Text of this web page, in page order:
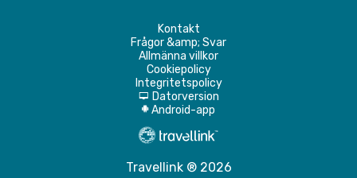
Kontakt
Frågor &amp; Svar
Allmänna villkor
Cookiepolicy
Integritetspolicy
d Datorversion
A Android-app
Travellink ® 2026